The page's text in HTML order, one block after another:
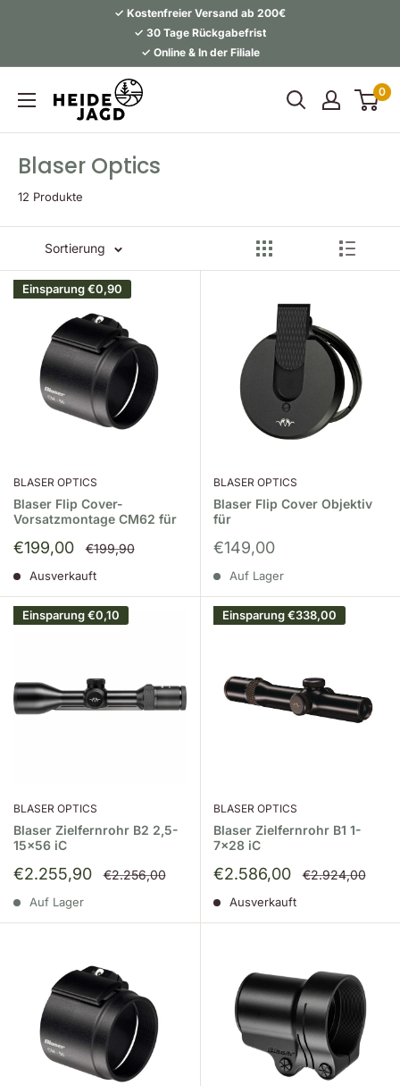
✓ Kostenfreier Versand ab 200€
✓ 30 Tage Rückgabefrist
✓ Online & In der Filiale
0
Blaser Optics
12 Produkte
Sortierung
Einsparung€0,90
BLASER OPTICS
Blaser Flip Cover-
Vorsatzmontage CM62 für
Sonderpreis
€199,00 Normalpreis
€199,90
Ausverkauft
BLASER OPTICS
Blaser Flip Cover Objektiv
für
Sonderpreis
€149,00
Auf Lager
Einsparung€0,10
BLASER OPTICS
Blaser Zielfernrohr B2 2,5-
15x56 iC
Sonderpreis
€2.255,90 Normalpreis
€2.256,00
Auf Lager
Einsparung€338,00
BLASER OPTICS
Blaser Zielfernrohr B1 1-
7x28 iC
Sonderpreis
€2.586,00 Normalpreis
€2.924,00
Ausverkauft